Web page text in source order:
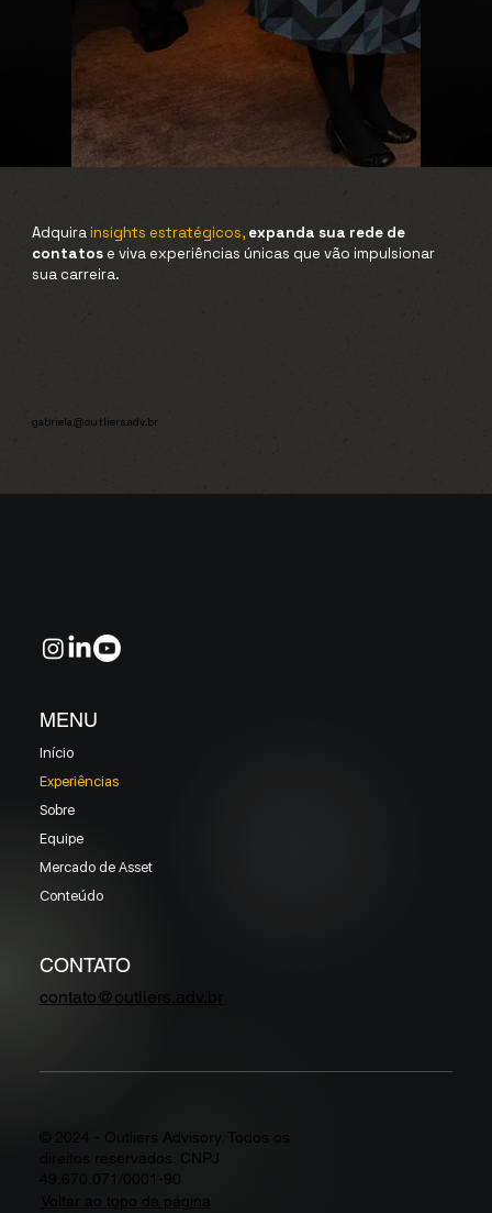
Início
Experiências
Sobre
Equipe
Mercado de Asset
Conteúdo
MENU
contato@outliers.adv.br
CONTATO
Voltar ao topo da página
© 2024 - Outliers Advisory. Todos os
direitos reservados. CNPJ
49.670.071/0001-90
Adquira insights estratégicos, expanda sua rede de
contatos e viva experiências únicas que vão impulsionar
sua carreira.
gabriela@outliers.adv.br